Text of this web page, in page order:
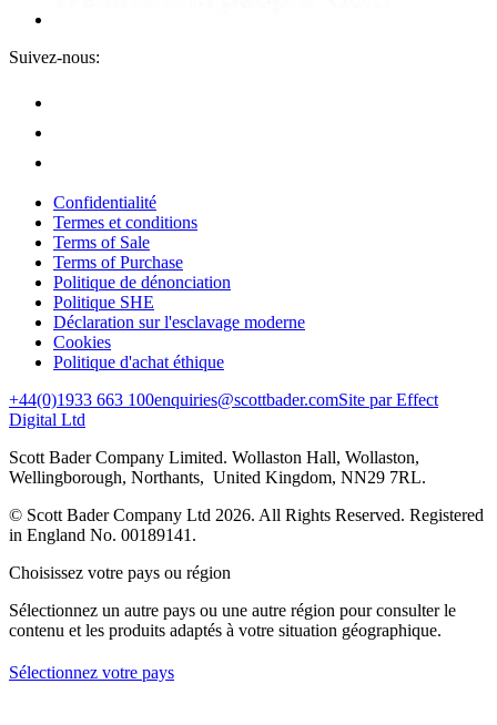
Suivez-nous:
Confidentialité
Termes et conditions
Terms of Sale
Terms of Purchase
Politique de dénonciation
Politique SHE
Déclaration sur l'esclavage moderne
Cookies
Politique d'achat éthique
+44(0)1933 663 100enquiries@scottbader.comSite par Effect
Digital Ltd
Scott Bader Company Limited. Wollaston Hall, Wollaston,
Wellingborough, Northants, United Kingdom, NN29 7RL.
© Scott Bader Company Ltd 2026. All Rights Reserved. Registered
in England No. 00189141.
Choisissez votre pays ou région
Sélectionnez un autre pays ou une autre région pour consulter le
contenu et les produits adaptés à votre situation géographique.
Sélectionnez votre pays